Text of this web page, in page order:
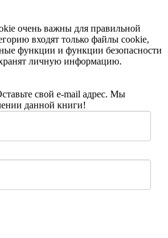
очень важны для правильной
входят только файлы cookie,
функции и функции безопасности
личную информацию.
свой e-mail адрес. Мы
данной книги!